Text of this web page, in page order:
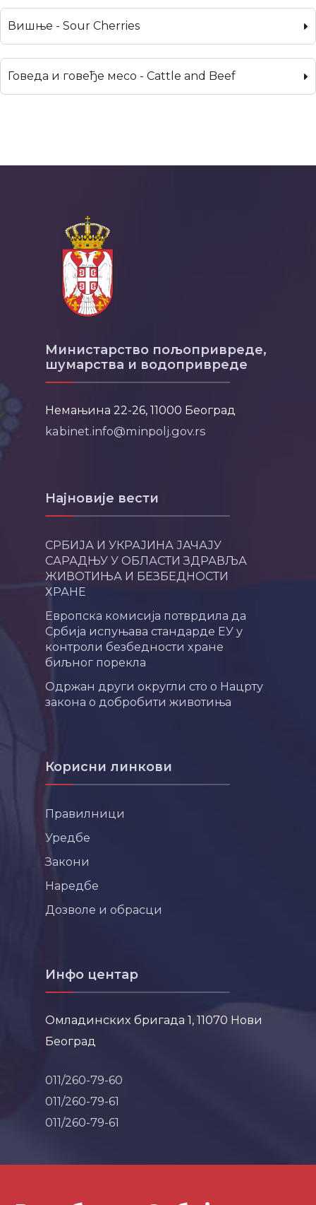
Вишње - Sour Cherries
Говеда и говеђе месо - Cattle and Beef
Министарство пољопривреде,
шумарства и водопривреде
Немањина 22-26, 11000 Београд
kabinet.info@minpolj.gov.rs
Најновије вести
СРБИЈА И УКРАЈИНА ЈАЧАЈУ
САРАДЊУ У ОБЛАСТИ ЗДРАВЉА
ЖИВОТИЊА И БЕЗБЕДНОСТИ
ХРАНЕ
Европска комисија потврдила да
Србија испуњава стандарде ЕУ у
контроли безбедности хране
биљног порекла
Одржан други округли сто о Нацрту
закона о добробити животиња
Корисни линкови
Правилници
Уредбе
Закони
Наредбе
Дозволе и обрасци
Инфо центар
Омладинских бригада 1, 11070 Нови
Београд
011/260-79-60
011/260-79-61
011/260-79-61